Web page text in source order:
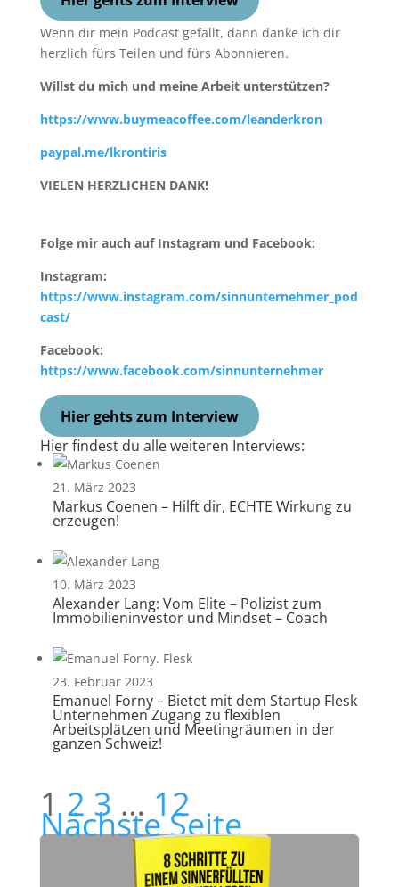
Wenn dir mein Podcast gefällt, dann danke ich dir
herzlich fürs Teilen und fürs Abonnieren.
Willst du mich und meine Arbeit unterstützen?
https://www.buymeacoffee.com/leanderkron
paypal.me/lkrontiris
VIELEN HERZLICHEN DANK!
Folge mir auch auf Instagram und Facebook:
Instagram:
https://www.instagram.com/sinnunternehmer_pod
cast/
Facebook:
https://www.facebook.com/sinnunternehmer
Hier gehts zum Interview
Hier findest du alle weiteren Interviews:
21. März 2023
Markus Coenen – Hilft dir, ECHTE Wirkung zu
erzeugen!
10. März 2023
Alexander Lang: Vom Elite – Polizist zum
Immobilieninvestor und Mindset – Coach
23. Februar 2023
Emanuel Forny – Bietet mit dem Startup Flesk
Unternehmen Zugang zu flexiblen
Arbeitsplätzen und Meetingräumen in der
ganzen Schweiz!
1 2 3 … 12
Nächste Seite